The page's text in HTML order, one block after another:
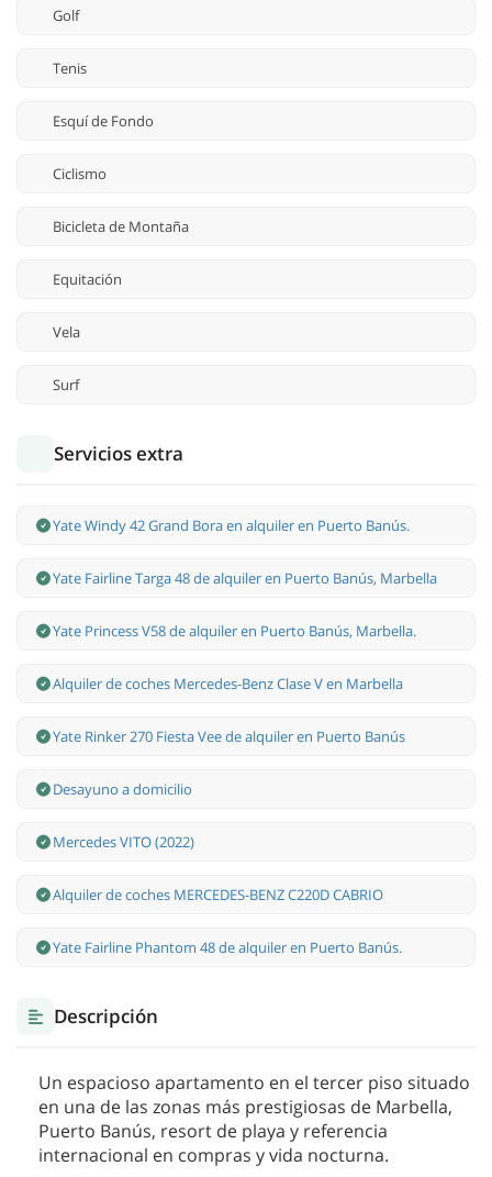
Golf
Tenis
Esquí de Fondo
Ciclismo
Bicicleta de Montaña
Equitación
Vela
Surf
Servicios extra
Yate Windy 42 Grand Bora en alquiler en Puerto Banús.
Yate Fairline Targa 48 de alquiler en Puerto Banús, Marbella
Yate Princess V58 de alquiler en Puerto Banús, Marbella.
Alquiler de coches Mercedes-Benz Clase V en Marbella
Yate Rinker 270 Fiesta Vee de alquiler en Puerto Banús
Desayuno a domicilio
Mercedes VITO (2022)
Alquiler de coches MERCEDES-BENZ C220D CABRIO
Yate Fairline Phantom 48 de alquiler en Puerto Banús.
Descripción
Un espacioso apartamento en el tercer piso situado
en una de las zonas más prestigiosas de Marbella,
Puerto Banús, resort de playa y referencia
internacional en compras y vida nocturna.